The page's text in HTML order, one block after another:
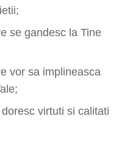
se gandesc la Tine
vor sa implineasca
virtuti si calitati